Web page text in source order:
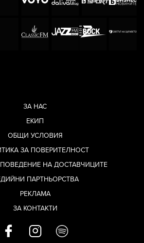
ЗА НАС
ЕКИП
ОБЩИ УСЛОВИЯ
ЗА ПОВЕРИТЕЛНОСТ
ПОВЕДЕНИЕ НА ДОСТАВЧИЦИТЕ
ПАРТНЬОРСТВА
РЕКЛАМА
ЗА КОНТАКТИ